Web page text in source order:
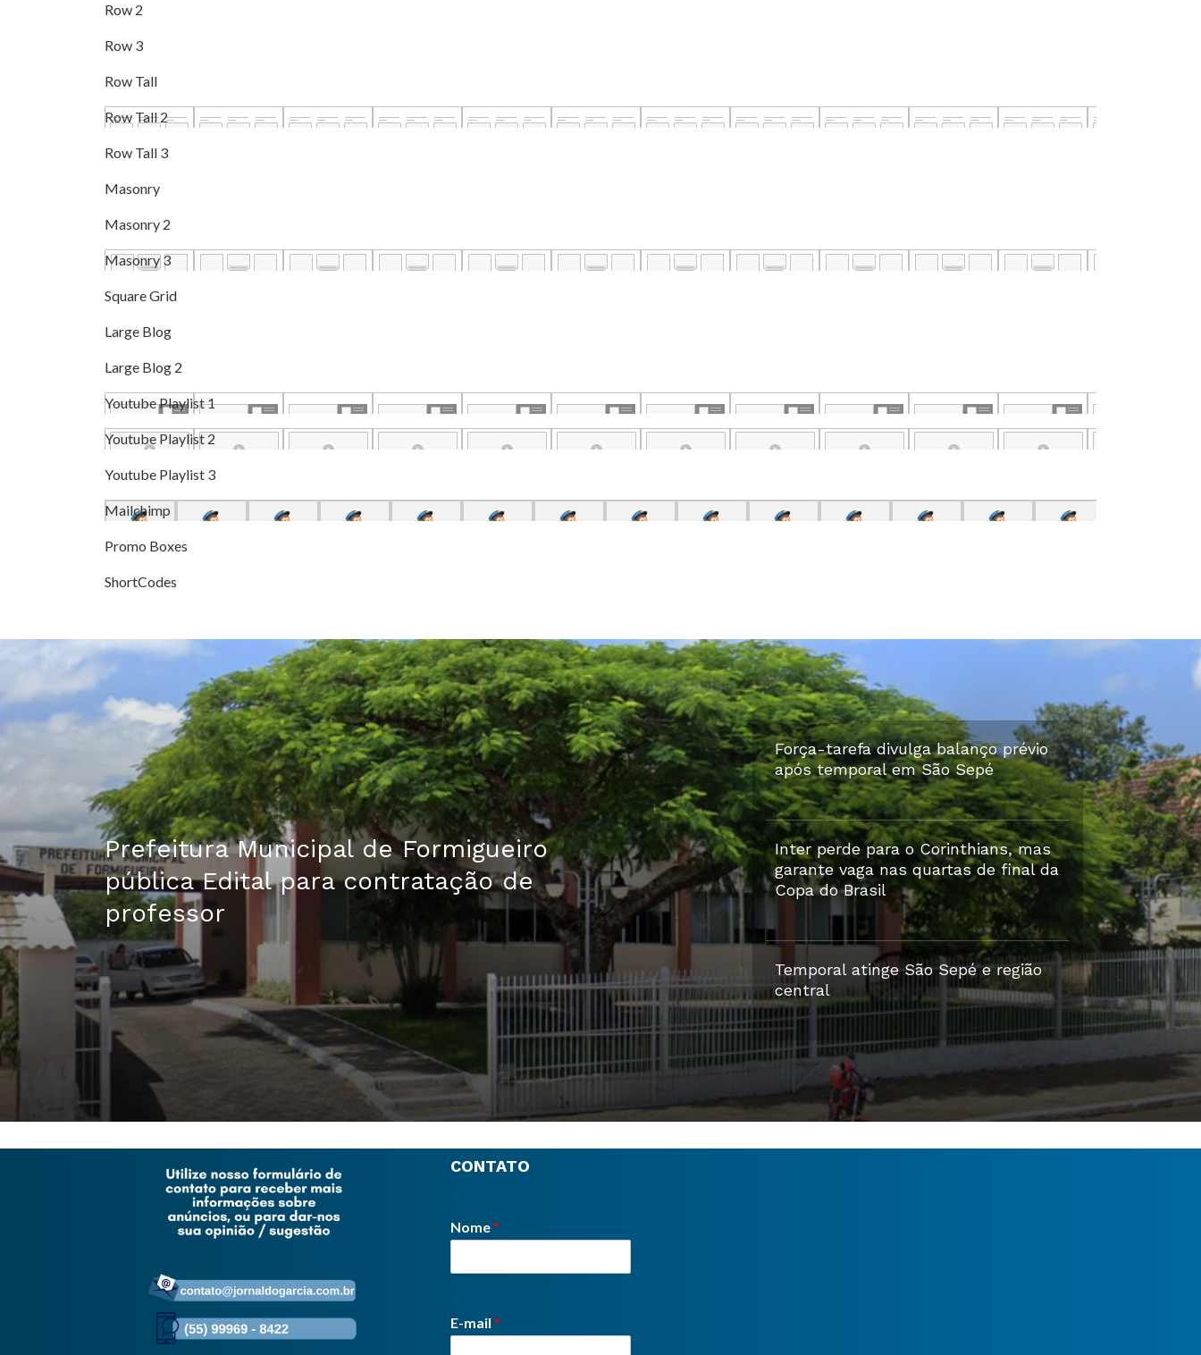
Row 2
Row 3
Row Tall
Row Tall 2
Row Tall 3
Masonry
Masonry 2
Masonry 3
Square Grid
Large Blog
Large Blog 2
Youtube Playlist 1
Youtube Playlist 2
Youtube Playlist 3
Mailchimp
Promo Boxes
ShortCodes
Prefeitura Municipal de Formigueiro
pública Edital para contratação de
professor
Força-tarefa divulga balanço prévio
após temporal em São Sepé
Inter perde para o Corinthians, mas
garante vaga nas quartas de final da
Copa do Brasil
Temporal atinge São Sepé e região
central
CONTATO
Nome*
E-mail *